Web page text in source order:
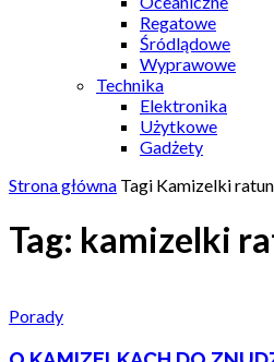
Regatowe
Śródlądowe
Wyprawowe
Technika
Elektronika
Użytkowe
Gadżety
Strona główna Tagi Kamizelki
Tag: kamizelki
Porady